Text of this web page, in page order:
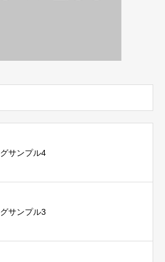
サンプル4
サンプル3